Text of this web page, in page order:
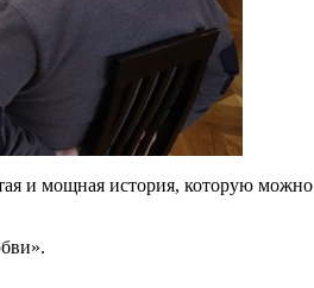
и мощная история, которую можно